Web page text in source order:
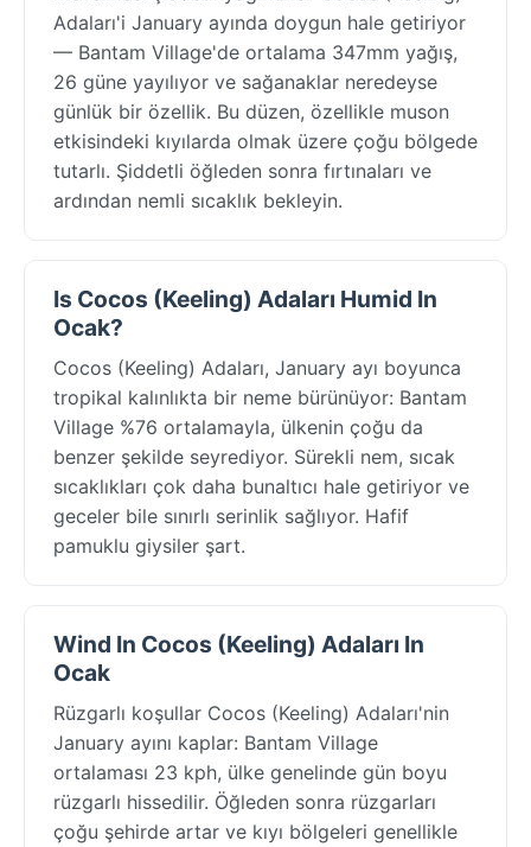
Adaları'i January ayında doygun hale getiriyor
— Bantam Village'de ortalama 347mm yağış,
26 güne yayılıyor ve sağanaklar neredeyse
günlük bir özellik. Bu düzen, özellikle muson
etkisindeki kıyılarda olmak üzere çoğu bölgede
tutarlı. Şiddetli öğleden sonra fırtınaları ve
ardından nemli sıcaklık bekleyin.
Is Cocos (Keeling) Adaları Humid In
Ocak?
Cocos (Keeling) Adaları, January ayı boyunca
tropikal kalınlıkta bir neme bürünüyor: Bantam
Village %76 ortalamayla, ülkenin çoğu da
benzer şekilde seyrediyor. Sürekli nem, sıcak
sıcaklıkları çok daha bunaltıcı hale getiriyor ve
geceler bile sınırlı serinlik sağlıyor. Hafif
pamuklu giysiler şart.
Wind In Cocos (Keeling) Adaları In
Ocak
Rüzgarlı koşullar Cocos (Keeling) Adaları'nin
January ayını kaplar: Bantam Village
ortalaması 23 kph, ülke genelinde gün boyu
rüzgarlı hissedilir. Öğleden sonra rüzgarları
çoğu şehirde artar ve kıyı bölgeleri genellikle